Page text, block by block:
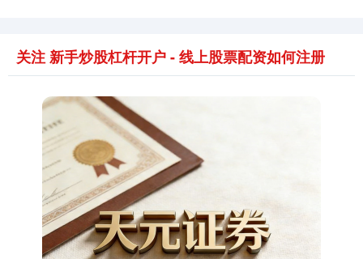
期指IC0
关注 新手炒股杠杆开户 - 线上股票配资如何注册